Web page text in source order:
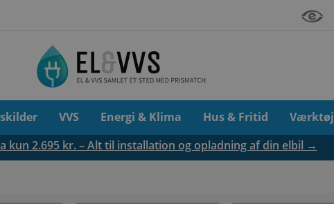
VVS Energi & Klima Hus & Fritid Værktøj
kun 2.695 kr. – Alt til installation og opladning af din elbil →